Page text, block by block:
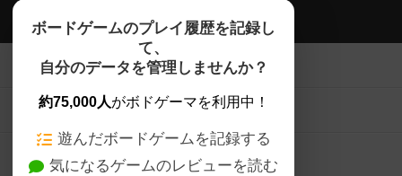
ボードゲームのプレイ履歴を記録し
て、
自分のデータを管理しませんか？
約75,000人がボドゲーマを利用中！
遊んだボードゲームを記録する
気になるゲームのレビューを読む
ボドゲーマTOP
ボードゲームを検索する
ボードゲームの新着レビュー
ボードゲーム会情報